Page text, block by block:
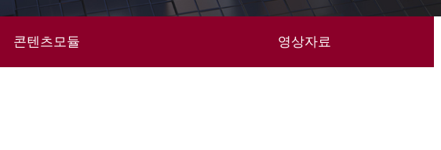
콘텐츠모듈 영상자료